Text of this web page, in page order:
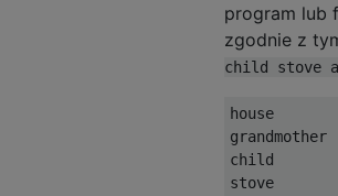
program lub
zgodnie z
child stove
house
grandmother
child
stove